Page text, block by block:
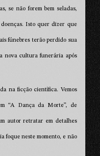
se não forem bem seladas,
Isto quer dizer que
fúnebres terão perdido sua
nova cultura funerária após
na ficção científica. Vemos
“A Dança da Morte”, de
autor retratar em detalhes
foque neste momento, e não